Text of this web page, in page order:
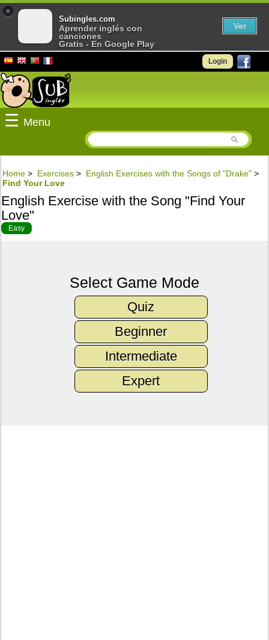
Login
☰ Menu
Home > Exercises > English Exercises with the Songs of "Drake" >
Find Your Love
English Exercise with the Song "Find Your
Love"
Easy
Select Game Mode
Quiz
Beginner
Intermediate
Expert
×
Subingles.com
Aprender inglés con
canciones
Gratis - En Google Play
Ver